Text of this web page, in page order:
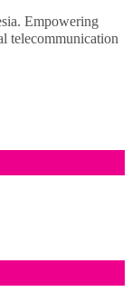
Empowering
telecommunication